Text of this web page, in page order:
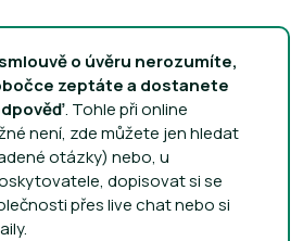
o úvěru nerozumíte,
zeptáte a dostanete
. Tohle při online
není, zde můžete jen hledat
otázky) nebo, u
dopisovat si se
přes live chat nebo si